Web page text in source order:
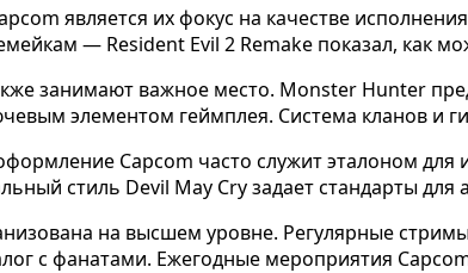
является их фокус на качестве
— Resident Evil 2 Remake показал, как
занимают важное место. Monster Hunter
элементом геймплея. Система кланов и
Capcom часто служит эталоном
стиль Devil May Cry задает стандарты для
на высшем уровне. Регулярные
с фанатами. Ежегодные мероприятия